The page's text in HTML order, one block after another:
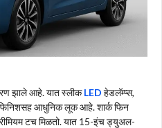
झाले आहे. यात स्लीकLED हेडलॅम्प्स,
आधुनिक लूक आहे. शार्क फिन
टच मिळतो. यात 15-इंच ड्युअल-